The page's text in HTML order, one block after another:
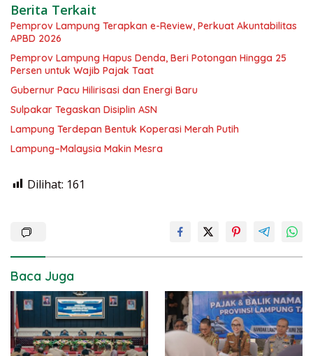
Berita Terkait
Pemprov Lampung Terapkan e-Review, Perkuat Akuntabilitas
APBD 2026
Pemprov Lampung Hapus Denda, Beri Potongan Hingga 25
Persen untuk Wajib Pajak Taat
Gubernur Pacu Hilirisasi dan Energi Baru
Sulpakar Tegaskan Disiplin ASN
Lampung Terdepan Bentuk Koperasi Merah Putih
Lampung–Malaysia Makin Mesra
Dilihat: 161
Baca Juga